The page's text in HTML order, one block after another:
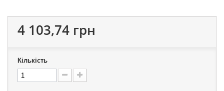
4 103,74 грн
Кількість